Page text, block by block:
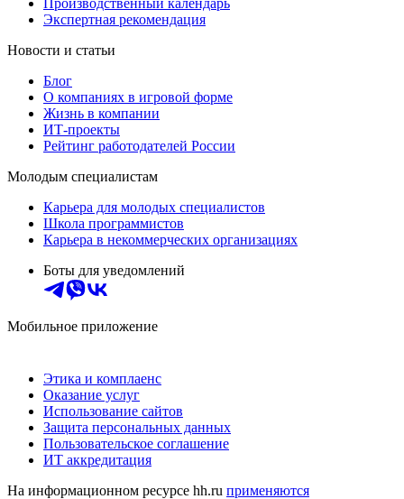
Экспертная рекомендация
Новости и статьи
Блог
О компаниях в игровой форме
Жизнь в компании
ИТ-проекты
Рейтинг работодателей России
Молодым специалистам
Карьера для молодых специалистов
Школа программистов
Карьера в некоммерческих организациях
Боты для уведомлений
Мобильное приложение
Этика и комплаенс
Оказание услуг
Использование сайтов
Защита персональных данных
Пользовательское соглашение
ИТ аккредитация
На информационном ресурсе hh.ru применяются